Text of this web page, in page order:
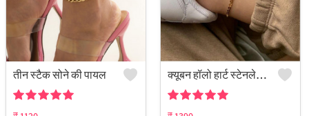
तीन स्टैक सोने की पायल क्यूबन हॉलो हार्ट स्टेनलेस स्टील एंकलेट - 18 कैरेट गोल्ड प्लेटेड